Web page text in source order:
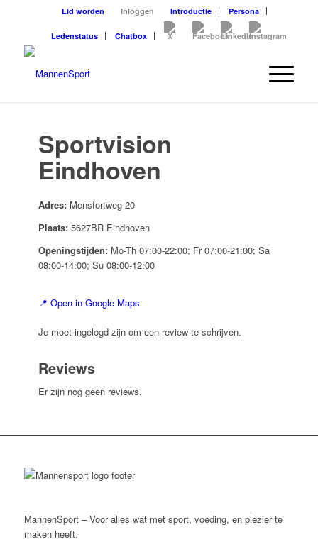
Lid worden Inloggen Introductie Persona
Ledenstatus Chatbox
Sportvision
Eindhoven
Adres:Mensfortweg 20
Plaats:5627BR Eindhoven
Openingstijden:Mo-Th 07:00-22:00; Fr 07:00-21:00; Sa
08:00-14:00; Su 08:00-12:00
📍 Open in Google Maps
Je moet ingelogd zijn om een review te schrijven.
Reviews
Er zijn nog geen reviews.
MannenSport – Voor alles wat met sport, voeding, en plezier te
maken heeft.